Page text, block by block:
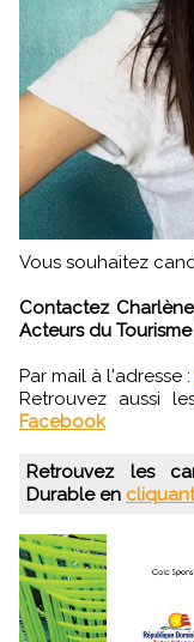
Vous souhaitez
Contactez
Acteurs du
Par mail à l'adresse :
Retrouvez aussi
Facebook
Retrouvez les candidats aux Palmes du Tourisme
Durable en